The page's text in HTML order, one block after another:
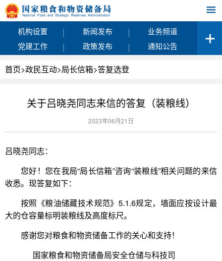
机构设置 | 新闻发布 |
业务频道
党建工作
| 政策发布 | 通知公告
首页>政民互动>局长信箱>答复选登
关于吕晓尧同志来信的答复（装粮线）
2023年06月21日
吕晓尧同志：
您好！您在我局“局长信箱”咨询“装粮线”相关问题的来信
收悉。现答复如下：
按照《粮油储藏技术规范》5.1.6规定，墙面应按设计最
大的仓容量标明装粮线及高度标尺。
感谢您对粮食和物资储备工作的关心和支持！
国家粮食和物资储备局安全仓储与科技司